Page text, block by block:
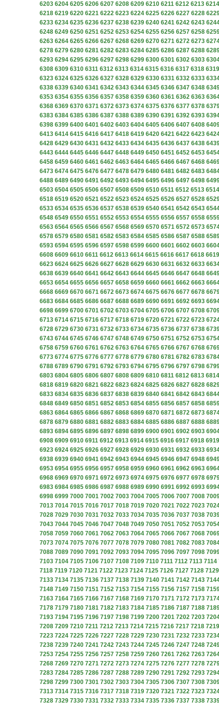
6203 6204 6205 6206 6207 6208 6209 6210 6211 6212 6213 6214
6218 6219 6220 6221 6222 6223 6224 6225 6226 6227 6228
6233 6234 6235 6236 6237 6238 6239 6240 6241 6242 6243
6248 6249 6250 6251 6252 6253 6254 6255 6256 6257 6258
6263 6264 6265 6266 6267 6268 6269 6270 6271 6272 6273
6278 6279 6280 6281 6282 6283 6284 6285 6286 6287 6288
6293 6294 6295 6296 6297 6298 6299 6300 6301 6302 6303
6308 6309 6310 6311 6312 6313 6314 6315 6316 6317 6318 6319
6323 6324 6325 6326 6327 6328 6329 6330 6331 6332 6333
6338 6339 6340 6341 6342 6343 6344 6345 6346 6347 6348
6353 6354 6355 6356 6357 6358 6359 6360 6361 6362 6363
6368 6369 6370 6371 6372 6373 6374 6375 6376 6377 6378
6383 6384 6385 6386 6387 6388 6389 6390 6391 6392 6393
6398 6399 6400 6401 6402 6403 6404 6405 6406 6407 6408
6413 6414 6415 6416 6417 6418 6419 6420 6421 6422 6423
6428 6429 6430 6431 6432 6433 6434 6435 6436 6437 6438
6443 6444 6445 6446 6447 6448 6449 6450 6451 6452 6453
6458 6459 6460 6461 6462 6463 6464 6465 6466 6467 6468
6473 6474 6475 6476 6477 6478 6479 6480 6481 6482 6483
6488 6489 6490 6491 6492 6493 6494 6495 6496 6497 6498
6503 6504 6505 6506 6507 6508 6509 6510 6511 6512 6513 6514
6518 6519 6520 6521 6522 6523 6524 6525 6526 6527 6528
6533 6534 6535 6536 6537 6538 6539 6540 6541 6542 6543
6548 6549 6550 6551 6552 6553 6554 6555 6556 6557 6558
6563 6564 6565 6566 6567 6568 6569 6570 6571 6572 6573
6578 6579 6580 6581 6582 6583 6584 6585 6586 6587 6588
6593 6594 6595 6596 6597 6598 6599 6600 6601 6602 6603
6608 6609 6610 6611 6612 6613 6614 6615 6616 6617 6618 6619
6623 6624 6625 6626 6627 6628 6629 6630 6631 6632 6633
6638 6639 6640 6641 6642 6643 6644 6645 6646 6647 6648
6653 6654 6655 6656 6657 6658 6659 6660 6661 6662 6663
6668 6669 6670 6671 6672 6673 6674 6675 6676 6677 6678
6683 6684 6685 6686 6687 6688 6689 6690 6691 6692 6693
6698 6699 6700 6701 6702 6703 6704 6705 6706 6707 6708
6713 6714 6715 6716 6717 6718 6719 6720 6721 6722 6723
6728 6729 6730 6731 6732 6733 6734 6735 6736 6737 6738
6743 6744 6745 6746 6747 6748 6749 6750 6751 6752 6753
6758 6759 6760 6761 6762 6763 6764 6765 6766 6767 6768
6773 6774 6775 6776 6777 6778 6779 6780 6781 6782 6783
6788 6789 6790 6791 6792 6793 6794 6795 6796 6797 6798
6803 6804 6805 6806 6807 6808 6809 6810 6811 6812 6813 6814
6818 6819 6820 6821 6822 6823 6824 6825 6826 6827 6828
6833 6834 6835 6836 6837 6838 6839 6840 6841 6842 6843
6848 6849 6850 6851 6852 6853 6854 6855 6856 6857 6858
6863 6864 6865 6866 6867 6868 6869 6870 6871 6872 6873
6878 6879 6880 6881 6882 6883 6884 6885 6886 6887 6888
6893 6894 6895 6896 6897 6898 6899 6900 6901 6902 6903
6908 6909 6910 6911 6912 6913 6914 6915 6916 6917 6918 6919
6923 6924 6925 6926 6927 6928 6929 6930 6931 6932 6933
6938 6939 6940 6941 6942 6943 6944 6945 6946 6947 6948
6953 6954 6955 6956 6957 6958 6959 6960 6961 6962 6963
6968 6969 6970 6971 6972 6973 6974 6975 6976 6977 6978
6983 6984 6985 6986 6987 6988 6989 6990 6991 6992 6993
6998 6999 7000 7001 7002 7003 7004 7005 7006 7007 7008
7013 7014 7015 7016 7017 7018 7019 7020 7021 7022 7023
7028 7029 7030 7031 7032 7033 7034 7035 7036 7037 7038
7043 7044 7045 7046 7047 7048 7049 7050 7051 7052 7053
7058 7059 7060 7061 7062 7063 7064 7065 7066 7067 7068
7073 7074 7075 7076 7077 7078 7079 7080 7081 7082 7083
7088 7089 7090 7091 7092 7093 7094 7095 7096 7097 7098
7103 7104 7105 7106 7107 7108 7109 7110 7111 7112 7113 7114
7118 7119 7120 7121 7122 7123 7124 7125 7126 7127 7128 7129
7133 7134 7135 7136 7137 7138 7139 7140 7141 7142 7143
7148 7149 7150 7151 7152 7153 7154 7155 7156 7157 7158
7163 7164 7165 7166 7167 7168 7169 7170 7171 7172 7173
7178 7179 7180 7181 7182 7183 7184 7185 7186 7187 7188
7193 7194 7195 7196 7197 7198 7199 7200 7201 7202 7203
7208 7209 7210 7211 7212 7213 7214 7215 7216 7217 7218 7219
7223 7224 7225 7226 7227 7228 7229 7230 7231 7232 7233
7238 7239 7240 7241 7242 7243 7244 7245 7246 7247 7248
7253 7254 7255 7256 7257 7258 7259 7260 7261 7262 7263
7268 7269 7270 7271 7272 7273 7274 7275 7276 7277 7278
7283 7284 7285 7286 7287 7288 7289 7290 7291 7292 7293
7298 7299 7300 7301 7302 7303 7304 7305 7306 7307 7308
7313 7314 7315 7316 7317 7318 7319 7320 7321 7322 7323
7328 7329 7330 7331 7332 7333 7334 7335 7336 7337 7338